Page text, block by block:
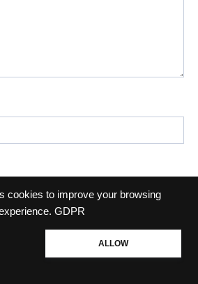
cookies to improve your browsing
GDPR
ALLOW